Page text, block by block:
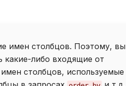
имен столбцов. Поэтому, вы
какие-либо входящие от
столбцов, используемые